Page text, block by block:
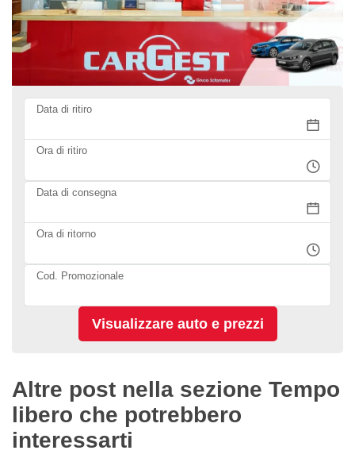
Data di ritiro
Ora di ritiro
Data di consegna
Ora di ritorno
Cod. Promozionale
Altre post nella sezione Tempo
libero che potrebbero
interessarti